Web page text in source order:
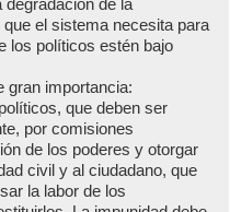
degradación de la
el sistema necesita para
los políticos estén bajo
gran importancia:
que deben ser
por comisiones
de los poderes y otorgar
civil y al ciudadano, que
la labor de los